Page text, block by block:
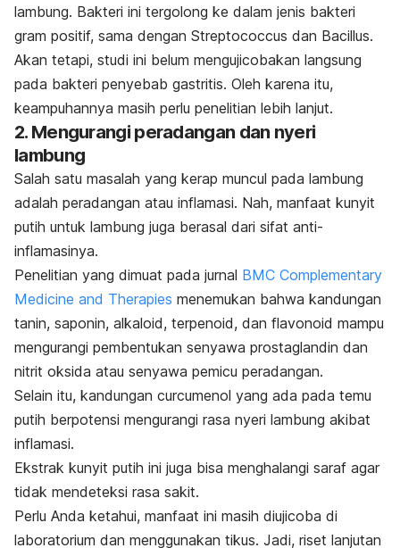
lambung. Bakteri ini tergolong ke dalam jenis bakteri
gram positif, sama dengan Streptococcus dan Bacillus.
Akan tetapi, studi ini belum mengujicobakan langsung
pada bakteri penyebab gastritis. Oleh karena itu,
keampuhannya masih perlu penelitian lebih lanjut.
2. Mengurangi peradangan dan nyeri
lambung
Salah satu masalah yang kerap muncul pada lambung
adalah peradangan atau inflamasi. Nah, manfaat kunyit
putih untuk lambung juga berasal dari sifat anti-
inflamasinya.
Penelitian yang dimuat pada jurnal BMC Complementary
Medicine and Therapies menemukan bahwa kandungan
tanin, saponin, alkaloid, terpenoid, dan flavonoid mampu
mengurangi pembentukan senyawa prostaglandin dan
nitrit oksida atau senyawa pemicu peradangan.
Selain itu, kandungan curcumenol yang ada pada temu
putih berpotensi mengurangi rasa nyeri lambung akibat
inflamasi.
Ekstrak kunyit putih ini juga bisa menghalangi saraf agar
tidak mendeteksi rasa sakit.
Perlu Anda ketahui, manfaat ini masih diujicoba di
laboratorium dan menggunakan tikus. Jadi, riset lanjutan